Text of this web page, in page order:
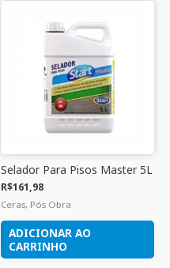
Selador Para Pisos Master 5L
R$161,98
Ceras, Pós Obra
ADICIONAR AO
CARRINHO